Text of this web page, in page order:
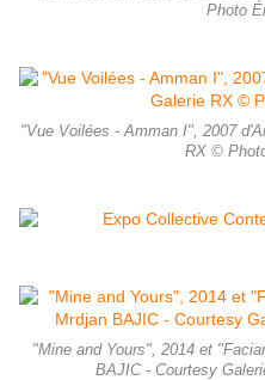
Photo
"Vue Voilées - Amman I", 2007
RX ©
"Mine and Yours", 2014 et
BAJIC - Courtesy